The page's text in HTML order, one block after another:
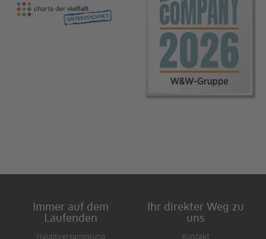
Immer auf dem
Laufenden
Hauptversammlung
Ihr direkter Weg zu
uns
Kontakt